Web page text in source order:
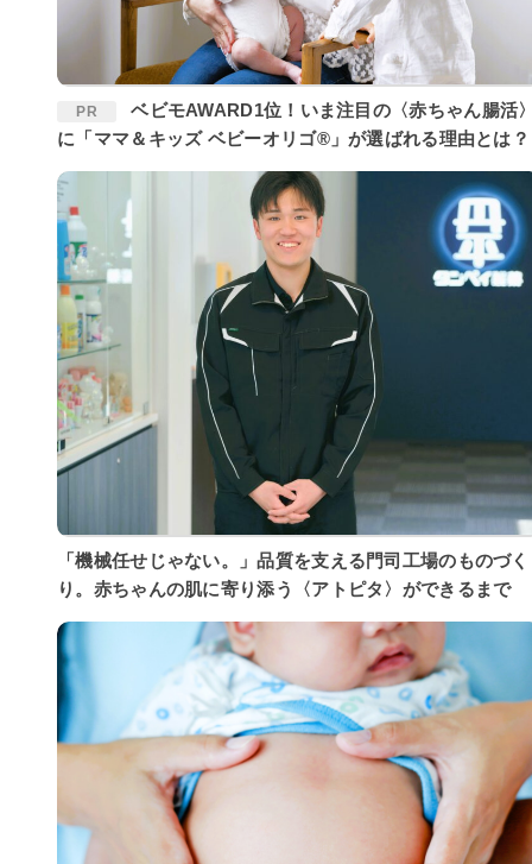
PR
ベビモAWARD1位！いま注目の〈赤ちゃん腸活〉
に「ママ＆キッズ ベビーオリゴ®」が選ばれる理由とは？
「機械任せじゃない。」品質を支える門司工場のものづく
り。赤ちゃんの肌に寄り添う〈アトピタ〉ができるまで